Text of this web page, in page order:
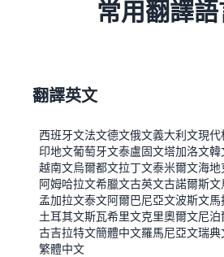
常用翻譯
翻譯英文
西班牙文法文德文俄文義大利文現代
印地文葡萄牙文泰盧固文塔加洛文韓
越南文烏爾都文拉丁文泰米爾文海地
阿姆哈拉文希臘文古英文古諾爾斯文
孟加拉文泰文阿爾巴尼亞文波斯文馬
土耳其文斯瓦希里文克里奧爾文尼泊
古吉拉特文簡體中文羅馬尼亞文瑞典
繁體中文